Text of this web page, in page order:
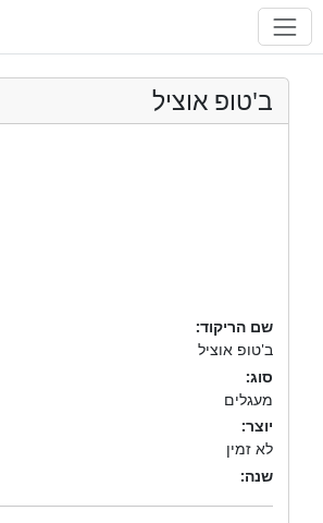
ב'טופ אוציל
שם הריקוד:
ב'טופ אוציל
סוג:
מעגלים
יוצר:
לא זמין
שנה: